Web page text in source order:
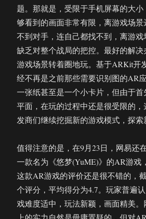
题。那就是，受限于手机屏幕的大
够看到的画面非常有限，离游戏场
不到对手，连自己都找不到，离游戏
缺乏对整个战局的把控。最好的解
游戏场景转着圈地玩。基于ARKit开
经不再是之前那些需要识别图的AR
一张纸甚至是一个小卡片，但由于
平面，在玩的过程中还是很受限的
发商们继续挖掘新的游戏模式，探索
值得注意的是，在9月23日，网易还
一款名为《悠梦(YuME)》的AR游戏
这款AR游戏的评价还是很不错的，
个评分，平均得分为4.7。玩家普遍
戏难度适中，玩法新颖，画面精美